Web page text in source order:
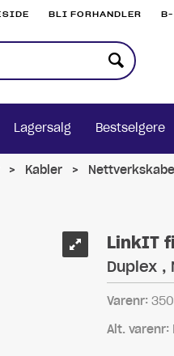
BLI FORHANDLER B-
Lagersalg Bestselgere
> Kabler >
LinkIT
Duplex ,
Varenr:
Alt. varenr: